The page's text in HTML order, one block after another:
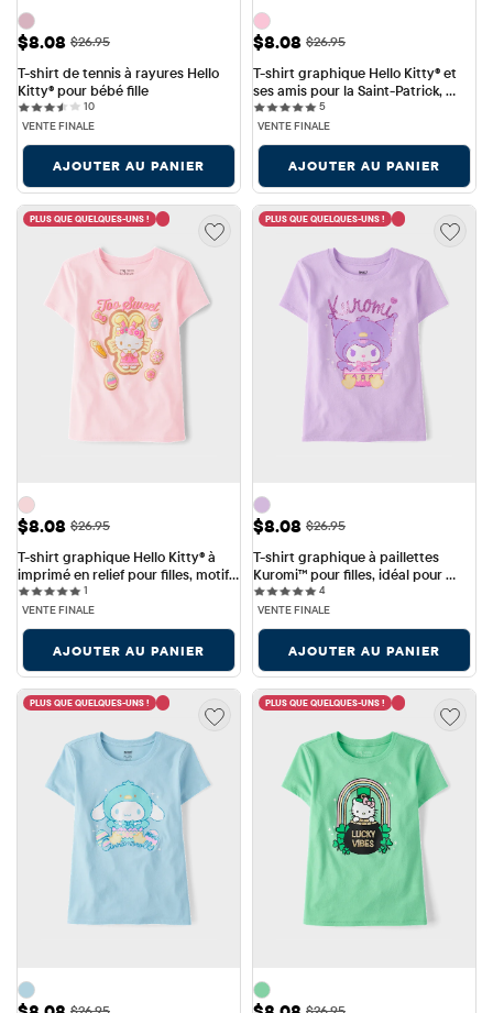
Prix ​​de vente: $8.08
$8.08 Prix ​​d'origine: $26.95
$26.95
T-shirt de tennis à rayures Hello
Kitty® pour bébé fille
1010 reviews
VENTE FINALE
AJOUTER AU PANIER
Prix ​​de vente: $8.08
$8.08 Prix ​​d'origine: $26.95
$26.95
T-shirt graphique Hello Kitty® et
ses amis pour la Saint-Patrick,
imprimé en relief, pour filles
55 reviews
VENTE FINALE
AJOUTER AU PANIER
PLUS QUE QUELQUES-UNS !
Prix ​​de vente: $8.08
$8.08 Prix ​​d'origine: $26.95
$26.95
T-shirt graphique Hello Kitty® à
imprimé en relief pour filles, motif
Pâques
1
VENTE FINALE
AJOUTER AU PANIER
PLUS QUE QUELQUES-UNS !
Prix ​​de vente: $8.08
$8.08 Prix ​​d'origine: $26.95
$26.95
T-shirt graphique à paillettes
Kuromi™ pour filles, idéal pour
Pâques
44 reviews
VENTE FINALE
AJOUTER AU PANIER
PLUS QUE QUELQUES-UNS !
Prix ​​d'origine: $26.95
PLUS QUE QUELQUES-UNS !
Prix ​​d'origine: $26.95